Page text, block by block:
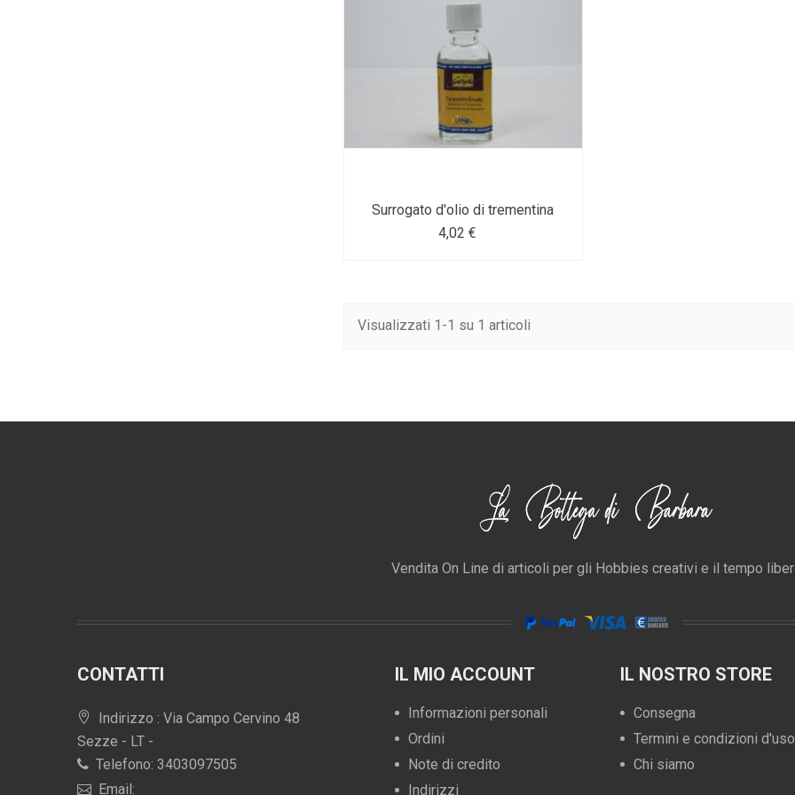
Surrogato d'olio di trementina
4,02 €
Visualizzati 1-1 su 1 articoli
Vendita On Line di articoli per gli Hobbies creativi e il tempo
CONTATTI
Indirizzo : Via Campo Cervino 48
Sezze - LT -
Telefono: 3403097505
Email:
IL MIO ACCOUNT
Informazioni personali
Ordini
Note di credito
Indirizzi
IL NOSTRO STORE
Consegna
Termini e condizioni d'uso
Chi siamo